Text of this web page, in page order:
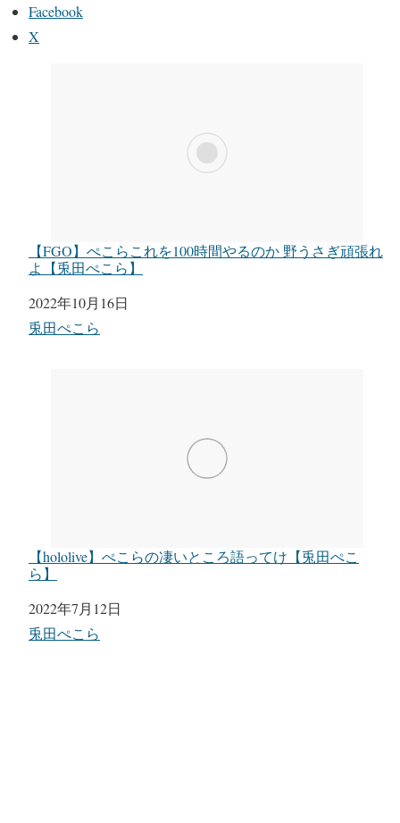
Facebook
X
【FGO】ぺこらこれを100時間やるのか 野うさぎ頑張れ
よ【兎田ぺこら】
日付
2022年10月16日
関連理由
兎田ぺこら
【hololive】ぺこらの凄いところ語ってけ【兎田ぺこ
ら】
日付
2022年7月12日
関連理由
兎田ぺこら